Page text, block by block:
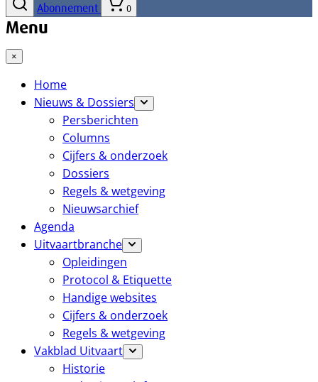
Abonnement 0
Menu
×
Home
Nieuws & Dossiers
Persberichten
Columns
Cijfers & onderzoek
Dossiers
Regels & wetgeving
Nieuwsarchief
Agenda
Uitvaartbranche
Opleidingen
Protocol & Etiquette
Handige websites
Cijfers & onderzoek
Regels & wetgeving
Vakblad Uitvaart
Historie